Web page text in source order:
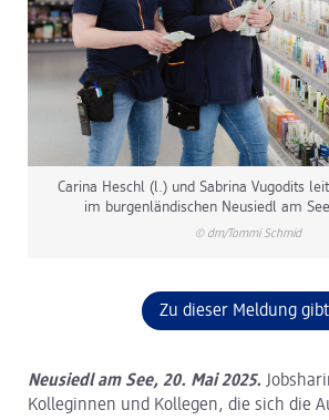
ACTIVE BEAUTY
Carina Heschl (l.) und Sabrina Vugodits
im burgenländischen Neusiedl am
© dm/Tommi Schmid
Zu dieser Meldung
Neusiedl am See, 20. Mai 2025.
Kolleginnen und Kollegen, die sich die